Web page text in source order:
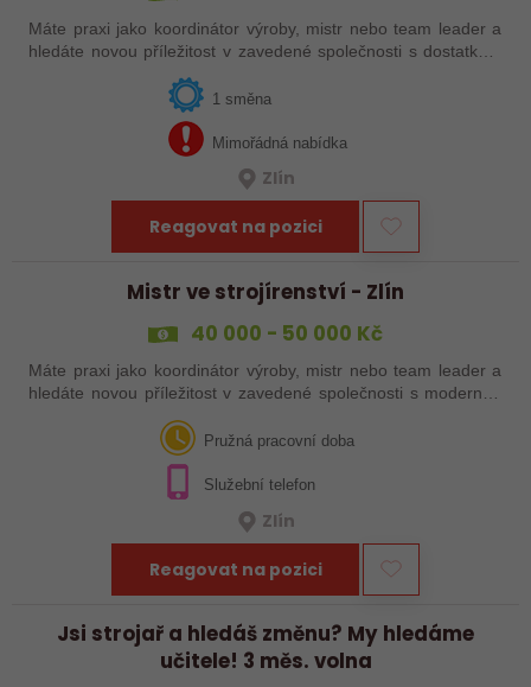
Máte praxi jako koordinátor výroby, mistr nebo team leader a
hledáte novou příležitost v zavedené společnosti s dostatkem
zakázek a bohatou nabídkou firemních benefitů?
1 směna
Mimořádná nabídka
Zlín
Reagovat na pozici
Mistr ve strojírenství - Zlín
40 000 - 50 000 Kč
Máte praxi jako koordinátor výroby, mistr nebo team leader a
hledáte novou příležitost v zavedené společnosti s moderním
Pružná pracovní doba
Služební telefon
Zlín
Reagovat na pozici
Jsi strojař a hledáš změnu? My hledáme
učitele! 3 měs. volna